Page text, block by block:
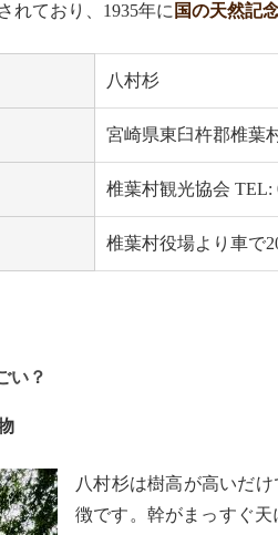
れており、1935年に 国の天然記
八村杉
宮崎県東臼杵郡椎葉
椎葉村観光協会 TEL:
椎葉村役場より車で
い？
八村杉は樹高が高いだけ
徴です。幹がまっすぐ天